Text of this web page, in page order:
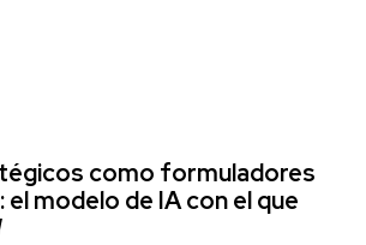
como formuladores
modelo de IA con el que